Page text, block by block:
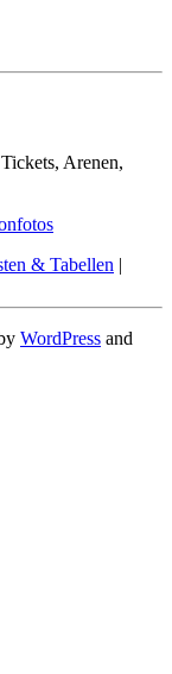
Arenen,
& Tabellen |
WordPress and